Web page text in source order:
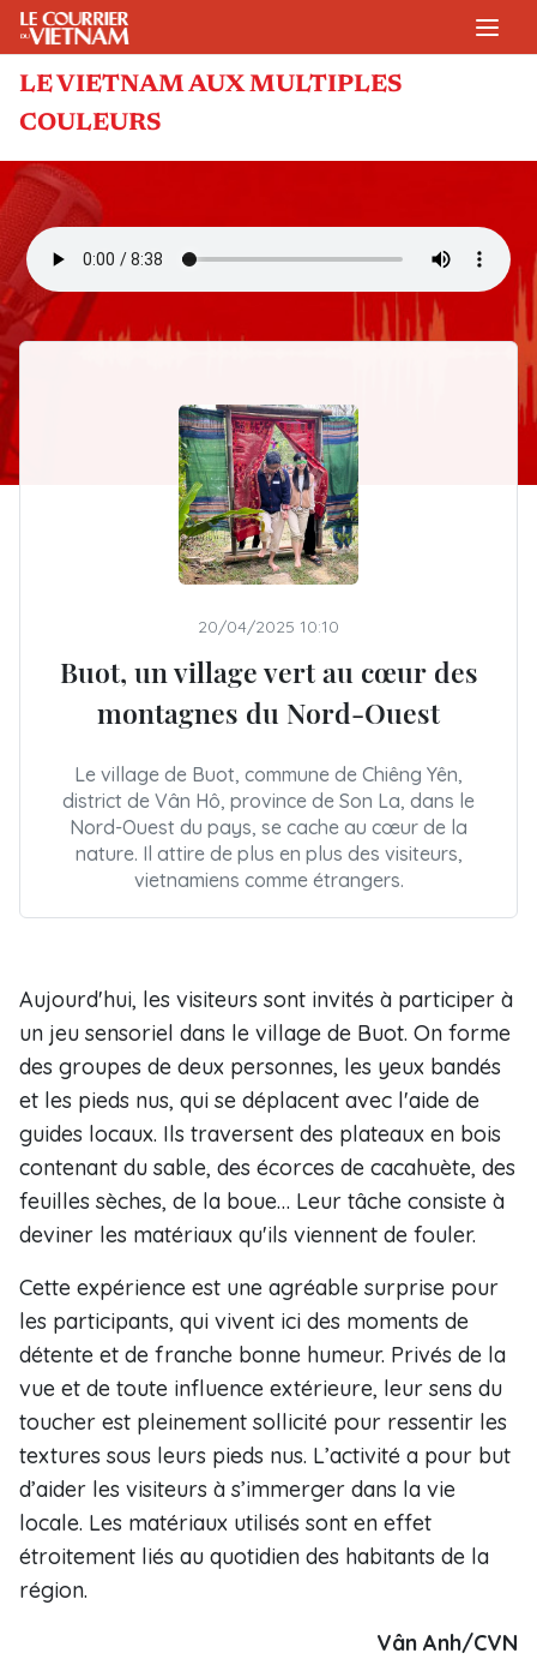
LE VIETNAM AUX MULTIPLES
COULEURS
20/04/2025 10:10
Buot, un village vert au cœur des
montagnes du Nord-Ouest
Le village de Buot, commune de Chiêng Yên,
district de Vân Hô, province de Son La, dans le
Nord-Ouest du pays, se cache au cœur de la
nature. Il attire de plus en plus des visiteurs,
vietnamiens comme étrangers.
Aujourd'hui, les visiteurs sont invités à participer à
un jeu sensoriel dans le village de Buot. On forme
des groupes de deux personnes, les yeux bandés
et les pieds nus, qui se déplacent avec l'aide de
guides locaux. Ils traversent des plateaux en bois
contenant du sable, des écorces de cacahuète, des
feuilles sèches, de la boue… Leur tâche consiste à
deviner les matériaux qu'ils viennent de fouler.
Cette expérience est une agréable surprise pour
les participants, qui vivent ici des moments de
détente et de franche bonne humeur. Privés de la
vue et de toute influence extérieure, leur sens du
toucher est pleinement sollicité pour ressentir les
textures sous leurs pieds nus. L’activité a pour but
d’aider les visiteurs à s’immerger dans la vie
locale. Les matériaux utilisés sont en effet
étroitement liés au quotidien des habitants de la
région.
Vân Anh/CVN